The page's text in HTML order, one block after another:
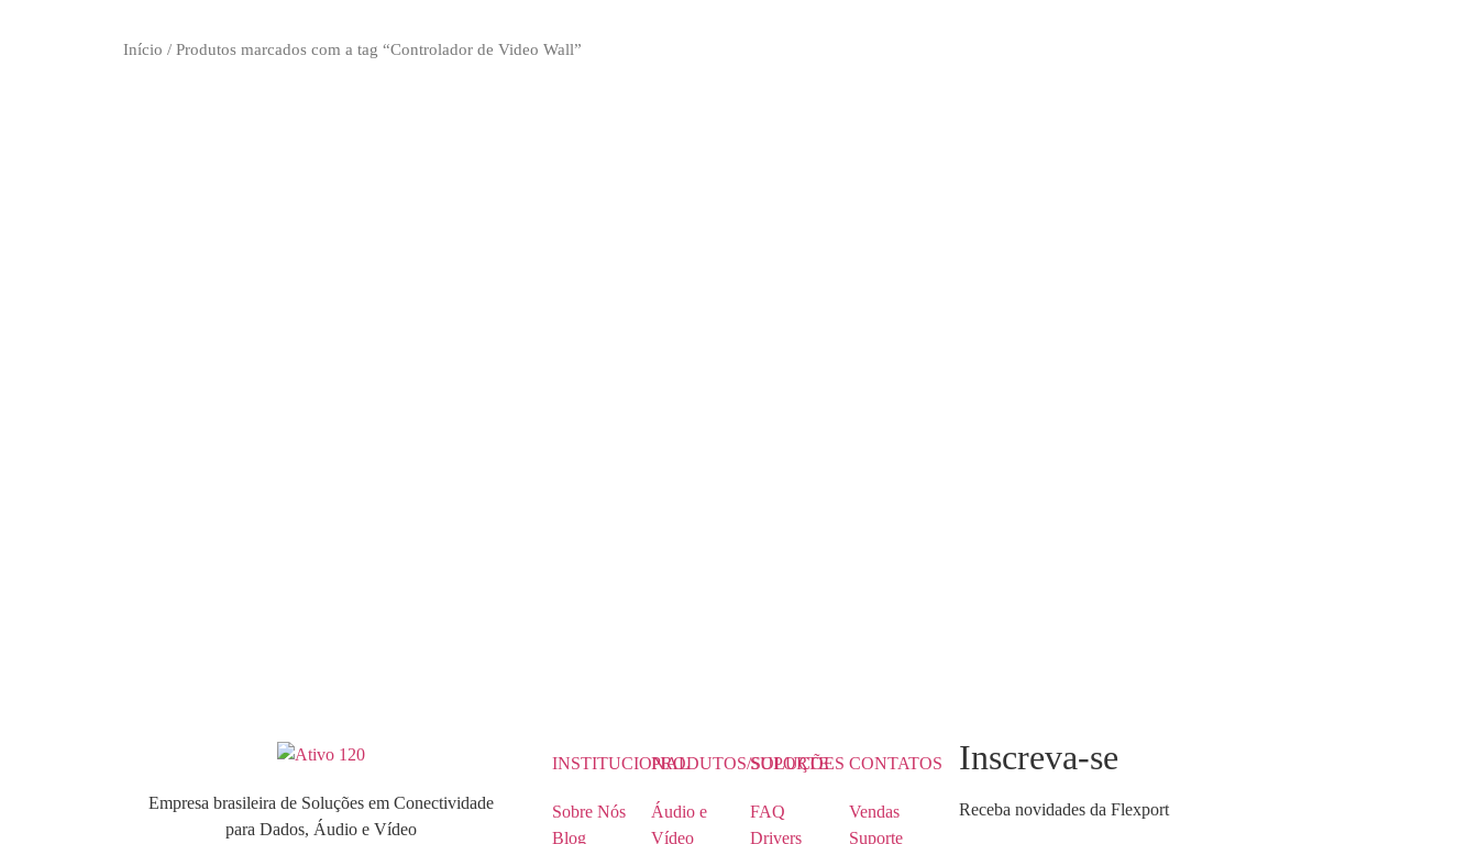
Início / Produtos marcados com a tag “Controlador de Video Wall”
Empresa brasileira de Soluções em Conectividade
para Dados, Áudio e Vídeo
INSTITUCIONAL
Sobre Nós
Blog
PRODUTOS/SOLUÇÕES
Áudio e
Vídeo
SUPORTE
FAQ
Drivers
CONTATOS
Vendas
Suporte
Inscreva-se
Receba novidades da Flexport